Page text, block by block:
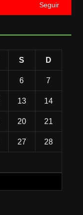
Seguir
S D
6 7
13 14
20 21
27 28